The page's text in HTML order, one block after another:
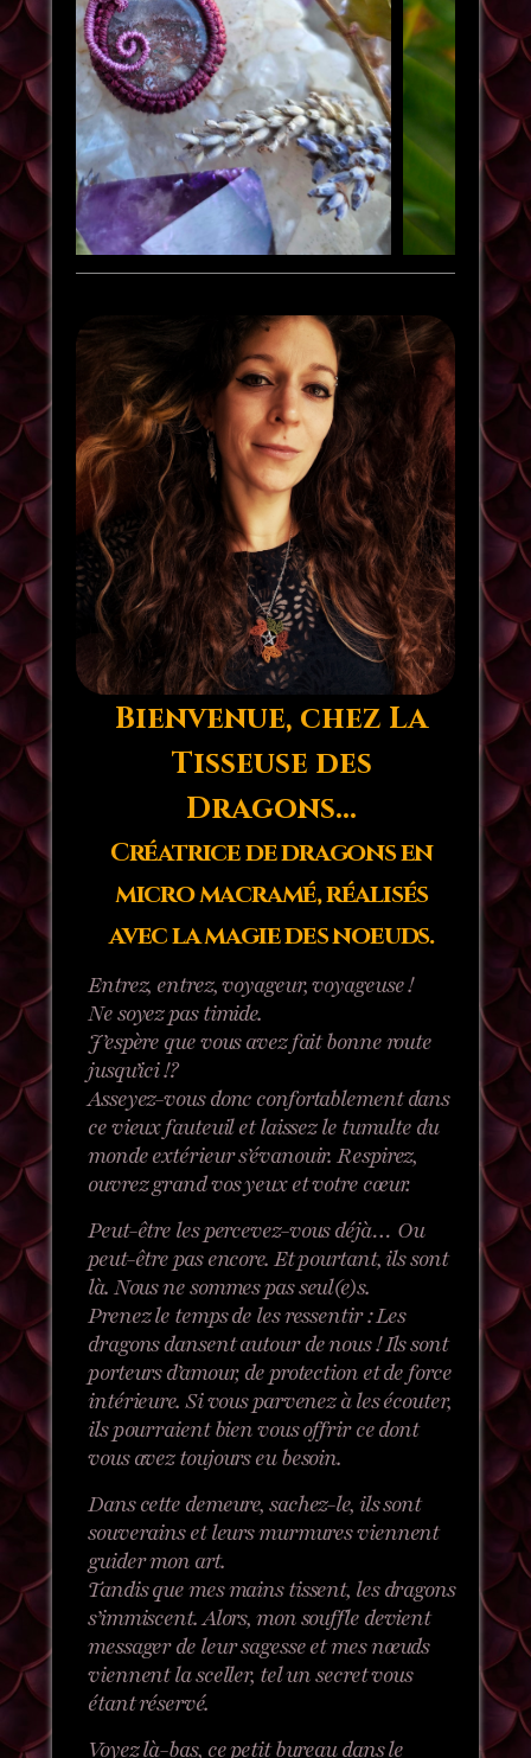
Bienvenue, chez La
Tisseuse des
Dragons...
Créatrice de dragons en
micro macramé, réalisés
avec la magie des noeuds.
Entrez, entrez, voyageur, voyageuse !
Ne soyez pas timide.
J’espère que vous avez fait bonne route
jusqu’ici !?
Asseyez-vous donc confortablement dans
ce vieux fauteuil et laissez le tumulte du
monde extérieur s’évanouir. Respirez,
ouvrez grand vos yeux et votre cœur.
Peut-être lespercevez-vous déjà… Ou
peut-être pas encore. Et pourtant, ils sont
là. Nous ne sommes pas seul(e)s.
Prenez le temps de les ressentir : Les
dragons dansent autour de nous ! Ils sont
porteurs d’amour, de protection et de force
intérieure. Si vous parvenez à les écouter,
ils pourraient bien vous offrir ce dont
vous avez toujours eu besoin.
Dans cette demeure, sachez-le, ils sont
souverains et leurs murmures viennent
guider mon art.
Tandis que mes mains tissent, les dragons
s’immiscent. Alors, mon souffle devient
messager de leur sagesse et mes nœuds
viennent la sceller, tel un secret vous
étant réservé.
Voyez là-bas, ce petit bureau dans le